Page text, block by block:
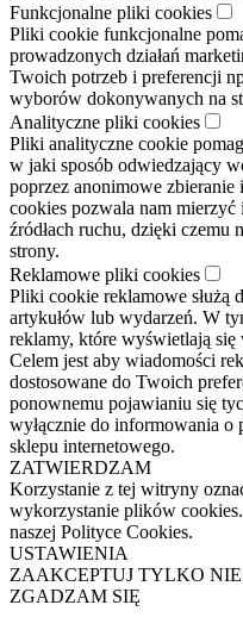
Funkcjonalne pliki cookies
Pliki cookie funkcjonalne
prowadzonych działań
Twoich potrzeb i preferencji
wyborów dokonywanych na
Analityczne pliki cookies
Pliki analityczne cookie
w jaki sposób odwiedzający
poprzez anonimowe
cookies pozwala nam
źródłach ruchu, dzięki czemu
strony.
Reklamowe pliki cookies
Pliki cookie reklamowe służą
artykułów lub wydarzeń. W
reklamy, które wyświetlają
Celem jest aby wiadomości
dostosowane do Twoich
ponownemu pojawianiu się
wyłącznie do informowania o
sklepu internetowego.
ZATWIERDZAM
Korzystanie z tej witryny
wykorzystanie plików
naszej Polityce Cookies.
USTAWIENIA
ZAAKCEPTUJ TYLKO
ZGADZAM SIĘ